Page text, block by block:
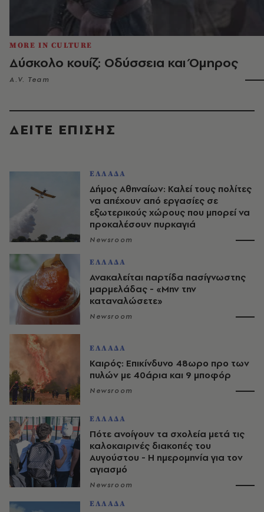
MORE IN CULTURE
Δύσκολο κουίζ: Οδύσσεια και Όμηρος
A.V. Team
ΔΕΙΤΕ ΕΠΙΣΗΣ
ΕΛΛΑΔΑ
Δήμος Αθηναίων: Καλεί τους πολίτες
να απέχουν από εργασίες σε
εξωτερικούς χώρους που μπορεί να
προκαλέσουν πυρκαγιά
Newsroom
ΕΛΛΑΔΑ
Ανακαλείται παρτίδα πασίγνωστης
μαρμελάδας - «Μην την
καταναλώσετε»
Newsroom
ΕΛΛΑΔΑ
Καιρός: Επικίνδυνο 48ωρο προ των
πυλών με 40άρια και 9 μποφόρ
Newsroom
ΕΛΛΑΔΑ
Πότε ανοίγουν τα σχολεία μετά τις
καλοκαιρινές διακοπές του
Αυγούστου - Η ημερομηνία για τον
αγιασμό
Newsroom
ΕΛΛΑΔΑ